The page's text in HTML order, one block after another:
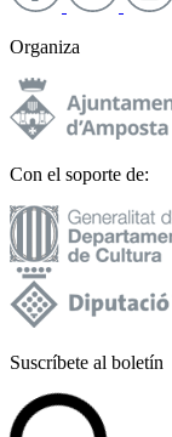
Organiza
Con el soporte de:
Suscríbete al boletín